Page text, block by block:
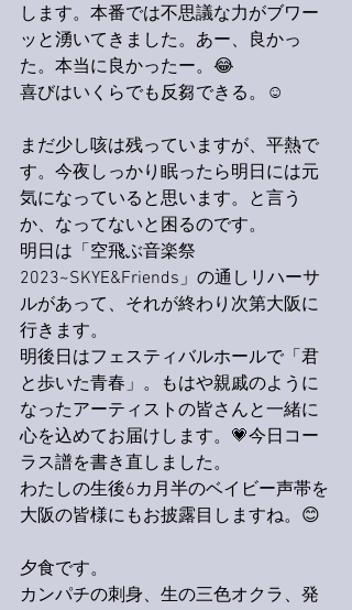
します。本番では不思議な力がブワー
ッと湧いてきました。あー、良かっ
た。本当に良かったー。😂
喜びはいくらでも反芻できる。☺️
まだ少し咳は残っていますが、平熱で
す。今夜しっかり眠ったら明日には元
気になっていると思います。と言う
か、なってないと困るのです。
明日は「空飛ぶ音楽祭
2023~SKYE&Friends」の通しリハーサ
ルがあって、それが終わり次第大阪に
行きます。
明後日はフェスティバルホールで「君
と歩いた青春」。もはや親戚のように
なったアーティストの皆さんと一緒に
心を込めてお届けします。💗今日コー
ラス譜を書き直しました。
わたしの生後6カ月半のベイビー声帯を
大阪の皆様にもお披露目しますね。😊
夕食です。
カンパチの刺身、生の三色オクラ、発